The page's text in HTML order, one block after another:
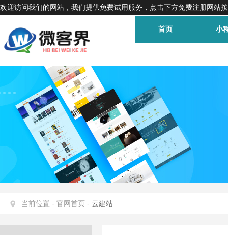
欢迎访问我们的网站，我们提供免费试用服务，点击下方免费注册网站
首页 小
当前位置 - 官网首页 - 云建站